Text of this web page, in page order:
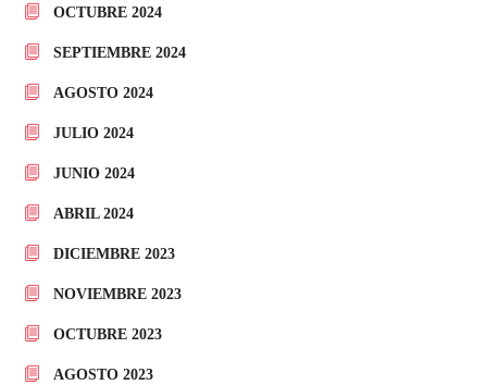
OCTUBRE 2024
SEPTIEMBRE 2024
AGOSTO 2024
JULIO 2024
JUNIO 2024
ABRIL 2024
DICIEMBRE 2023
NOVIEMBRE 2023
OCTUBRE 2023
AGOSTO 2023